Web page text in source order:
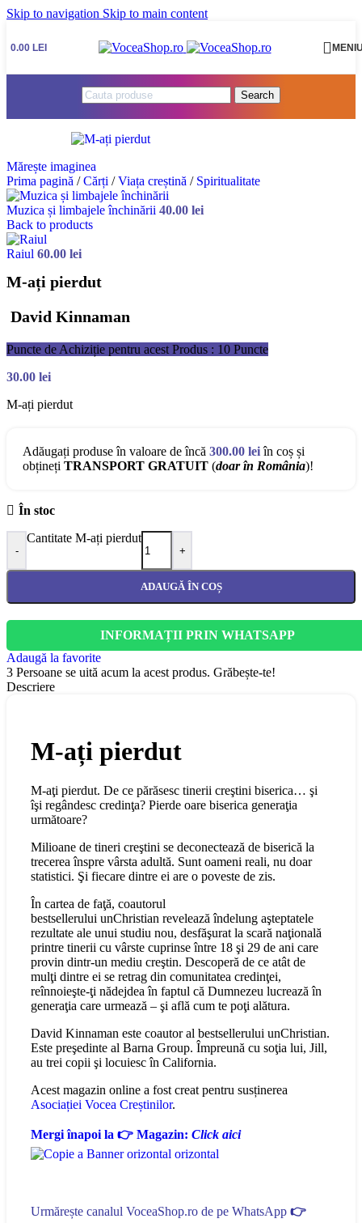
Skip to navigation Skip to main content
0.00 LEI
Search
Mărește imaginea
Prima pagină / Cărți / Viața creștină / Spiritualitate
Muzica și limbajele închinării 40.00 lei
Back to products
Raiul 60.00 lei
M-ați pierdut
David Kinnaman
Puncte de Achiziție pentru acest Produs : 10 Puncte
30.00 lei
M-ați pierdut
Adăugați produse în valoare de încă 300.00 leiîn coș și
obțineți TRANSPORT GRATUIT (doar în România)!
În stoc
-
Cantitate M-ați pierdut
+
ADAUGĂ ÎN COȘ
INFORMAȚII PRIN WHATSAPP
Adaugă la favorite
3 Persoane se uită acum la acest produs. Grăbește-te!
Descriere
M-ați pierdut
M-aţi pierdut. De ce părăsesc tinerii creştini biserica… şi
îşi regândesc credinţa? Pierde oare biserica generaţia
următoare?
Milioane de tineri creştini se deconectează de biserică la
trecerea înspre vârsta adultă. Sunt oameni reali, nu doar
statistici. Şi fiecare dintre ei are o poveste de zis.
În cartea de faţă, coautorul
bestsellerului unChristian revelează îndelung aşteptatele
rezultate ale unui studiu nou, desfăşurat la scară naţională
printre tinerii cu vârste cuprinse între 18 şi 29 de ani care
provin dintr-un mediu creştin. Descoperă de ce atât de
mulţi dintre ei se retrag din comunitatea credinţei,
reînnoieşte-ţi nădejdea în faptul că Dumnezeu lucrează în
generaţia care urmează – şi află cum te poţi alătura.
David Kinnaman este coautor al bestsellerului unChristian.
Este preşedinte al Barna Group. Împreună cu soţia lui, Jill,
au trei copii şi locuiesc în California.
Acest magazin online a fost creat pentru susținerea
Asociației Vocea Creștinilor.
Mergi înapoi la 👉 Magazin: Click aici
Urmărește canalul VoceaShop.ro de pe WhatsApp 👉